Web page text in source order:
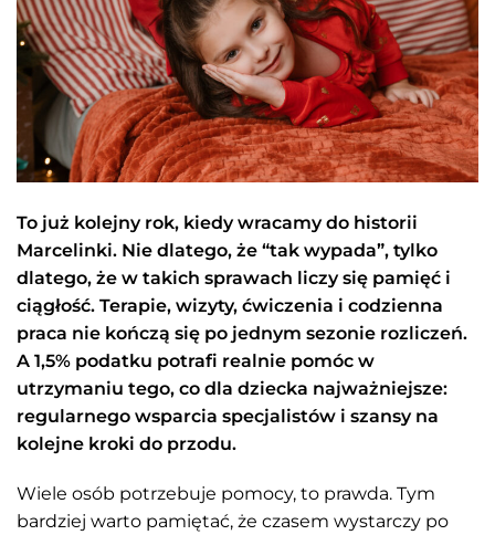
To już kolejny rok, kiedy wracamy do historii
Marcelinki. Nie dlatego, że “tak wypada”, tylko
dlatego, że w takich sprawach liczy się pamięć i
ciągłość. Terapie, wizyty, ćwiczenia i codzienna
praca nie kończą się po jednym sezonie rozliczeń.
A 1,5% podatku potrafi realnie pomóc w
utrzymaniu tego, co dla dziecka najważniejsze:
regularnego wsparcia specjalistów i szansy na
kolejne kroki do przodu.
Wiele osób potrzebuje pomocy, to prawda. Tym
bardziej warto pamiętać, że czasem wystarczy po